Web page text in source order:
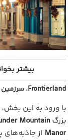
بیشتر
Frontierland. سرزمین مرزی
با ورود به این
بزرگ Mountain
Manor از